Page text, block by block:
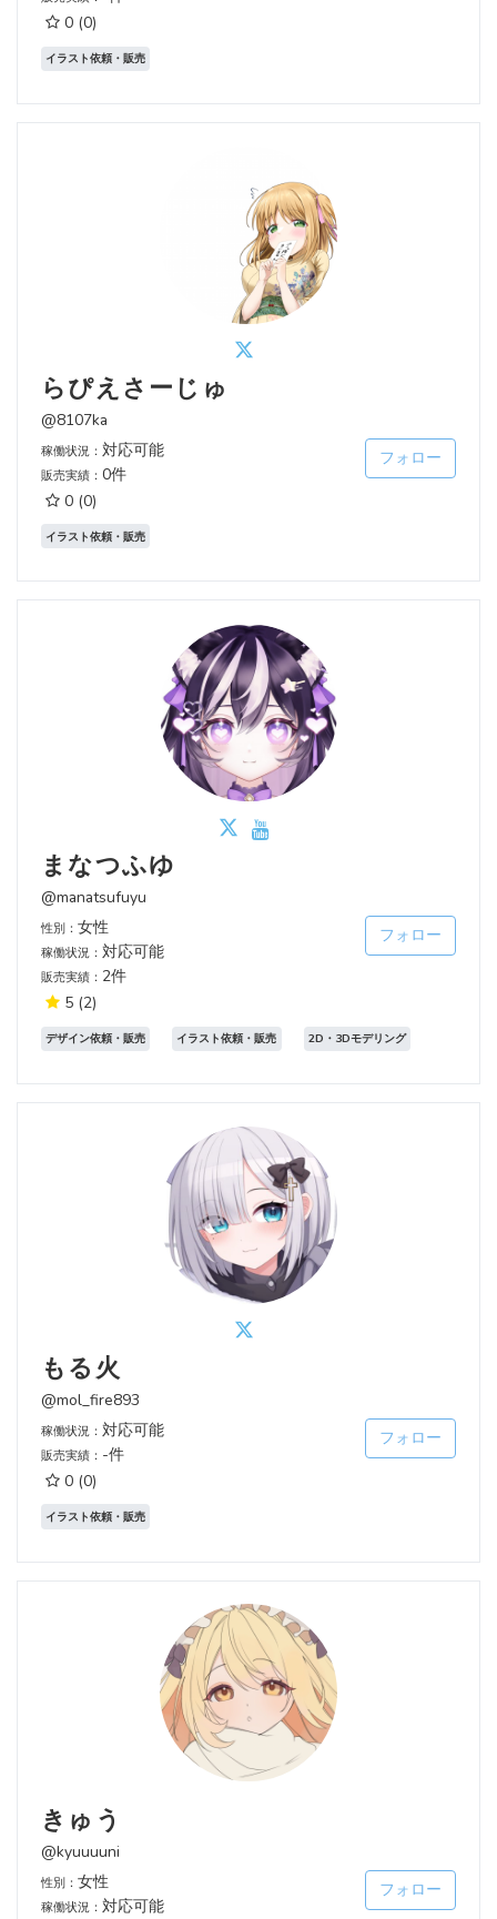
0 (0)
イラスト依頼・販売
らぴえさーじゅ
@8107ka
稼働状況： 対応可能
販売実績： 0件
0 (0)
フォロー
イラスト依頼・販売
まなつふゆ
@manatsufuyu
性別： 女性
稼働状況： 対応可能
販売実績： 2件
5 (2)
フォロー
デザイン依頼・販売 イラスト依頼・販売 2D・3Dモデリング
もる火
@mol_fire893
稼働状況： 対応可能
販売実績： -件
0 (0)
フォロー
イラスト依頼・販売
きゅう
@kyuuuuni
性別： 女性
稼働状況： 対応可能
フォロー